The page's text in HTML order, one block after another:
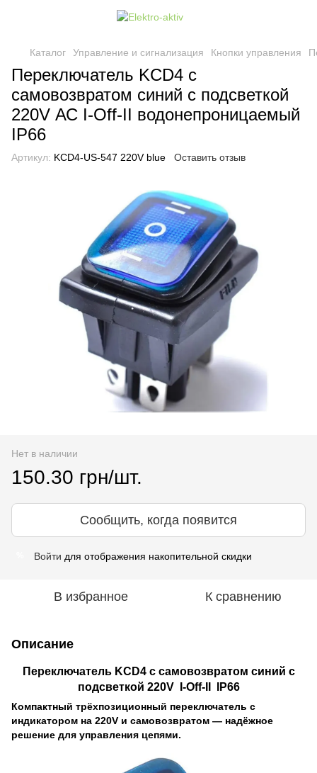
Каталог Управление и сигнализация Кнопки управления
Переключатель KCD4 с
самовозвратом синий с подсветкой
220V АС І-Off-ІІ водонепроницаемый
IP66
Артикул: KCD4-US-547 220V blue Оставить отзыв
Нет в наличии
150.30 грн/шт.
Сообщить, когда появится
Войти для отображения накопительной скидки
В избранное К сравнению
Описание
Переключатель KCD4 с самовозвратом синий с
подсветкой 220V I-Off-II IP66
Компактный трёхпозиционный переключатель с
индикатором на 220V и самовозвратом — надёжное
решение для управления цепями.